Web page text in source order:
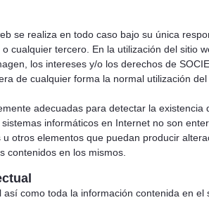
se realiza en todo caso bajo su única
cualquier tercero. En la utilización del sitio
los intereses y/o los derechos de
de cualquier forma la normal utilización del
adecuadas para detectar la
informáticos en Internet no son
otros elementos que puedan producir
contenidos en los mismos.
como toda la información contenida en el